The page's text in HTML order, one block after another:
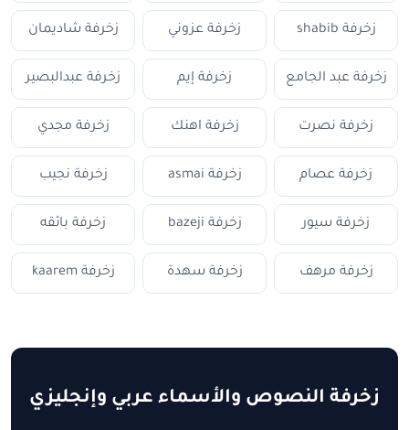
زخرفة shabib زخرفة عزوني زخرفة شاديمان
زخرفة عبد الجامع زخرفة إيم زخرفة عبدالبصير
زخرفة نصرت زخرفة اهنك زخرفة مجدي
زخرفة عصام زخرفة asmai زخرفة نجيب
زخرفة سيور زخرفة bazeji زخرفة بائقه
زخرفة مرهف زخرفة سهدة زخرفة kaarem
زخرفة النصوص والأسماء عربي وإنجليزي